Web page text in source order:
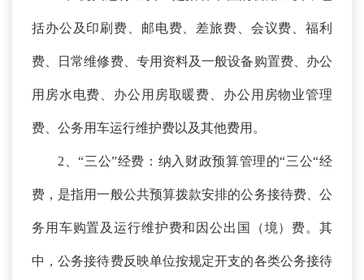
括办公及印刷费、邮电费、差旅费、会议费、福利
费、日常维修费、专用资料及一般设备购置费、办公
用房水电费、办公用房取暖费、办公用房物业管理
费、公务用车运行维护费以及其他费用。
2、“三公”经费：纳入财政预算管理的“三公“经
费，是指用一般公共预算拨款安排的公务接待费、公
务用车购置及运行维护费和因公出国（境）费。其
中，公务接待费反映单位按规定开支的各类公务接待